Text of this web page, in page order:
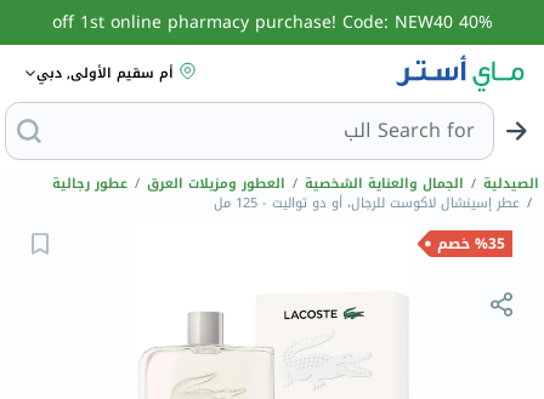
40% off 1st online pharmacy purchase! Code: NEW40
أم سقيم الأولى, دبي
Search for البحث عن مزيل
الصيدلية / الجمال والعناية الشخصية / العطور ومزيلات العرق / عطور رجالية
/ عطر إسينشال لاكوست للرجال، أو دو تواليت - 125 مل
%35 خصم